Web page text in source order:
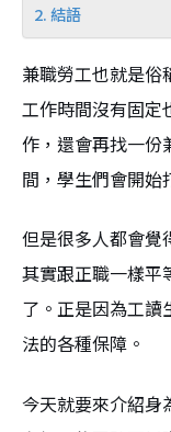
結語
兼職勞工也就是俗
工作時間沒有固定
作，還會再找一份
間，學生們會開始
但是很多人都會覺
其實跟正職一樣平
了。正是因為工讀
法的各種保障。
今天就要來介紹身